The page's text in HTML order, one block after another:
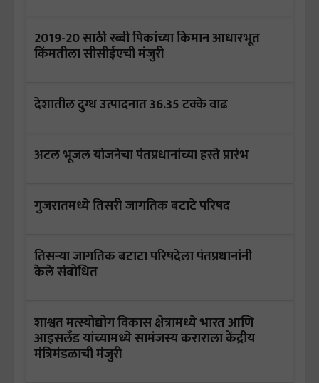
2019-20 साठी रब्बी पिकांच्या किमान आधारभूत
किंमतीला सीसीईएची मंजुरी
देशातील दुग्ध उत्पादनात 36.35 टक्के वाढ
अटल भूजल योजनेचा पंतप्रधानांच्या हस्ते प्रारंभ
गुजरातमध्ये तिसरी जागतिक बटाटे परिषद
तिसऱ्या जागतिक बटाटा परिषदेला पंतप्रधानांनी
केले संबोधित
शाश्वत मत्स्योद्योग विकास क्षेत्रामध्ये भारत आणि
आइसलँड यांच्यामध्ये सामंजस्य कराराला केंद्रीय
मंत्रिमंडळाची मंजुरी